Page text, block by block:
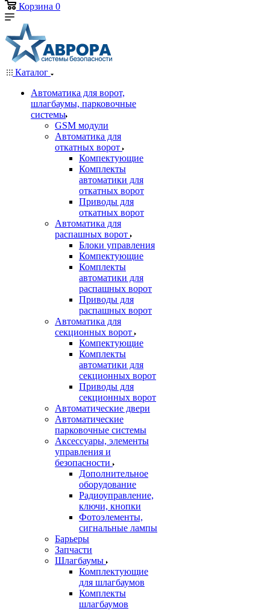
Корзина 0
Каталог
Автоматика для ворот,
шлагбаумы, парковочные
системы
GSM модули
Автоматика для
откатных ворот
Компектующие
Комплекты
автоматики для
откатных ворот
Приводы для
откатных ворот
Автоматика для
распашных ворот
Блоки управления
Компектующие
Комплекты
автоматики для
распашных ворот
Приводы для
распашных ворот
Автоматика для
секционных ворот
Компектующие
Комплекты
автоматики для
секционных ворот
Приводы для
секционных ворот
Автоматические двери
Автоматические
парковочные системы
Аксессуары, элементы
управления и
безопасности
Дополнительное
оборудование
Радиоуправление,
ключи, кнопки
Фотоэлементы,
сигнальные лампы
Барьеры
Запчасти
Шлагбаумы
Комплектующие
для шлагбаумов
Комплекты
шлагбаумов